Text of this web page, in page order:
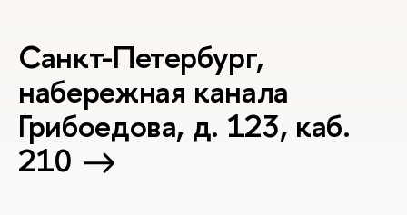
Санкт-Петербург,
набережная канала
Грибоедова, д. 123, каб.
210